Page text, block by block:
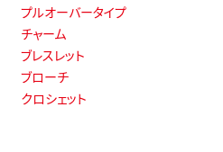
プルオーバータイプ
チャーム
ブレスレット
ブローチ
クロシェット